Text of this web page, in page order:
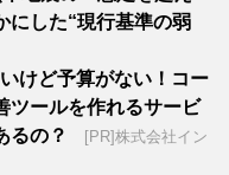
にした“現行基準の弱
けど予算がない！コー
ツールを作れるサービ
るの？
[PR]株式会社イン